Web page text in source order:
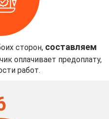
сторон, составляем
оплачивает предоплату,
работ.